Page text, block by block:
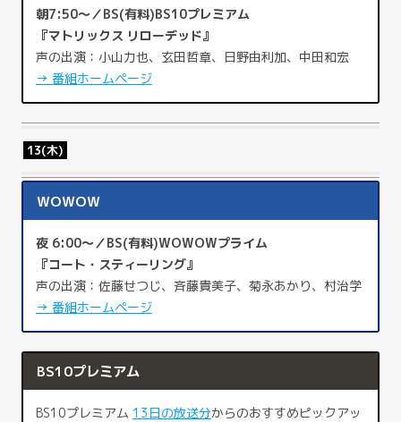
朝7:50～／BS(有料)BS10プレミアム
『マトリックス リローデッド』
声の出演：小山力也、玄田哲章、日野由利加、中田和宏
→ 番組ホームページ
13(木)
WOWOW
夜 6:00～／BS(有料)WOWOWプライム
『コート・スティーリング』
声の出演：佐藤せつじ、斉藤貴美子、菊永あかり、村治学
→ 番組ホームページ
BS10プレミアム
BS10プレミアム 13日の放送分からのおすすめピックアッ